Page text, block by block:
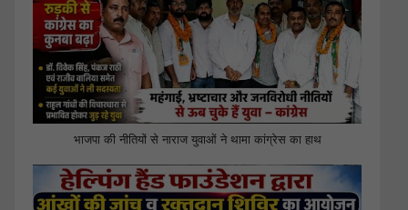
भाजपा की नीतियों से नाराज युवाओं ने थामा कांग्रेस का हाथ